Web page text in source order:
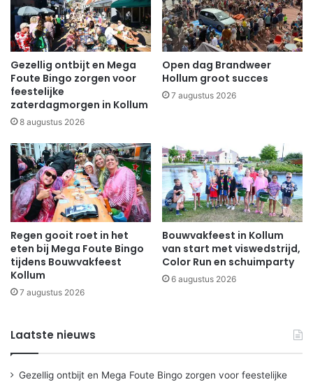
Gezellig ontbijt en Mega
Foute Bingo zorgen voor
feestelijke
zaterdagmorgen in Kollum
8 augustus 2026
Open dag Brandweer
Hollum groot succes
7 augustus 2026
Regen gooit roet in het
eten bij Mega Foute Bingo
tijdens Bouwvakfeest
Kollum
7 augustus 2026
Bouwvakfeest in Kollum
van start met viswedstrijd,
Color Run en schuimparty
6 augustus 2026
Laatste nieuws
Gezellig ontbijt en Mega Foute Bingo zorgen voor feestelijke